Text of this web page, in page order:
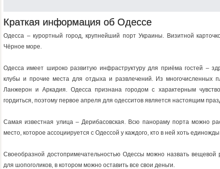
Краткая информация об Одессе
Одесса – курортный город, крупнейший порт Украины. Визитной
Чёрное море.
Одесса имеет широко развитую инфраструктуру для приёма гостей –
клубы и прочие места для отдыха и развлечений. Из
Ланжерон и Аркадия. Одесса признана городом с характерным
гордиться, поэтому первое апреля для одесситов является настоящим
Самая известная улица – Дерибасовская. Всю панораму порта можно
место, которое ассоциируется с Одессой у каждого, кто в ней хоть
Своеобразной достопримечательностью Одессы можно назвать
для шопоголиков, в котором можно оставить все свои деньги.